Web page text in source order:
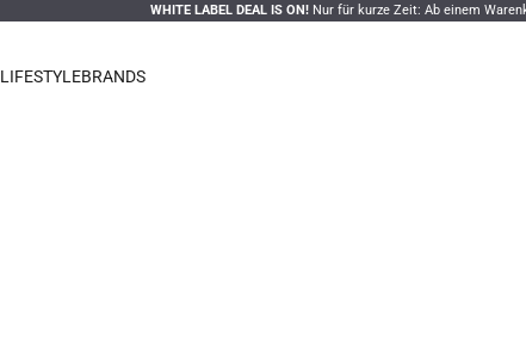
Nur für kurze Zeit: Ab einem Warenkorbwert von 500 €wählen
LIFESTYLEBRANDS